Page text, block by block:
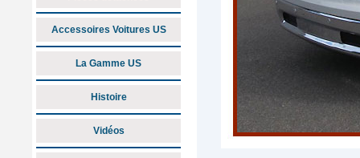
Accessoires Voitures US
La Gamme US
Histoire
Vidéos